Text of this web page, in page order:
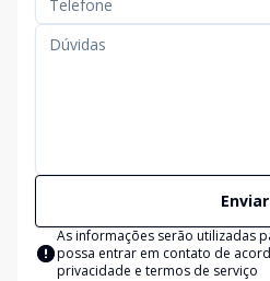
Enviar
As informações serão utilizadas
possa entrar em contato de
privacidade e termos de serviço